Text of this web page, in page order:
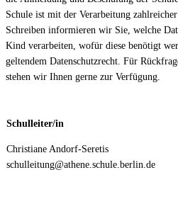
Schule ist mit der Verarbeitung
Schreiben informieren wir Sie, welche
Kind verarbeiten, wofür diese benötigt
geltendem Datenschutzrecht. Für
stehen wir Ihnen gerne zur Verfügung.
Schulleiter/in
Christiane Andorf-Seretis
schulleitung@athene.schule.berlin.de